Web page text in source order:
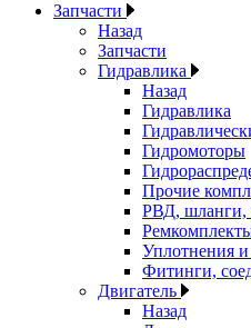
Запчасти
Назад
Запчасти
Гидравлика
Назад
Гидравлика
Гидромоторы
Прочие
РВД, шланги,
Уплотнения
Фитинги,
Двигатель
Назад